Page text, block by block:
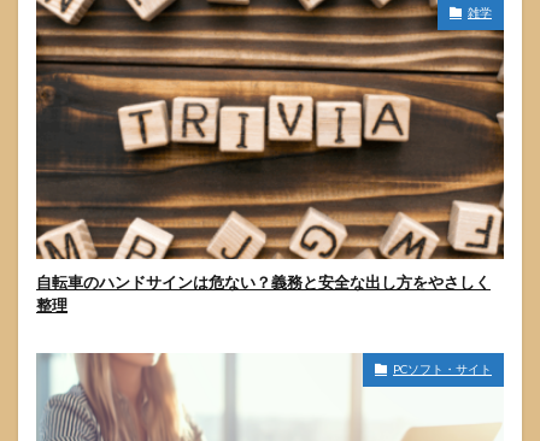
雑学
自転車のハンドサインは危ない？義務と安全な出し方をやさしく
整理
PCソフト・サイト